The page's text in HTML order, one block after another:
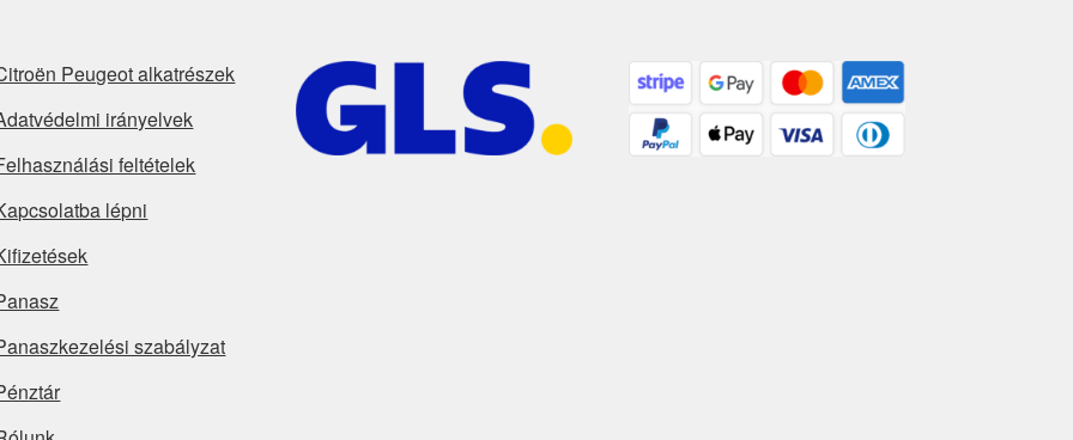
Peugeot alkatrészek
irányelvek
feltételek
lépni
szabályzat